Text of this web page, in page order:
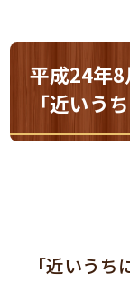
平成24
「近いう
「近いうち